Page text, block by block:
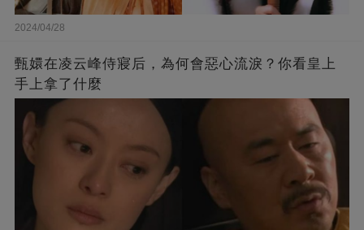
2024/04/28
甄嬛在凌云峰侍寢后，為何會惡心流淚？你看皇上
手上拿了什麼